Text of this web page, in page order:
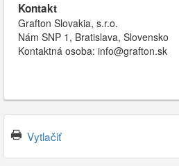
Kontakt
Grafton Slovakia, s.r.o.
Nám SNP 1, Bratislava, Slovensko
Kontaktná osoba: info@grafton.sk
Vytlačiť